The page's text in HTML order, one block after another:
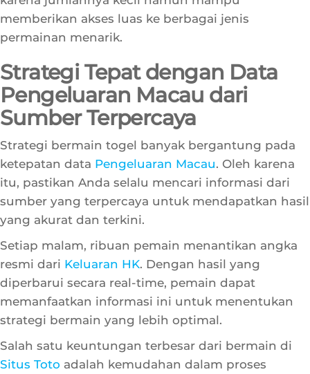
berlomba-lomba menawarkan kemudahan, dan
salah satu yang paling digemari adalahDepo 10k
karena jumlahnya kecil namun mampu
memberikan akses luas ke berbagai jenis
permainan menarik.
Strategi Tepat dengan Data
Pengeluaran Macau dari
Sumber Terpercaya
Strategi bermain togel banyak bergantung pada
ketepatan dataPengeluaran Macau . Oleh karena
itu, pastikan Anda selalu mencari informasi dari
sumber yang terpercaya untuk mendapatkan hasil
yang akurat dan terkini.
Setiap malam, ribuan pemain menantikan angka
resmi dariKeluaran HK. Dengan hasil yang
diperbarui secara real-time, pemain dapat
memanfaatkan informasi ini untuk menentukan
strategi bermain yang lebih optimal.